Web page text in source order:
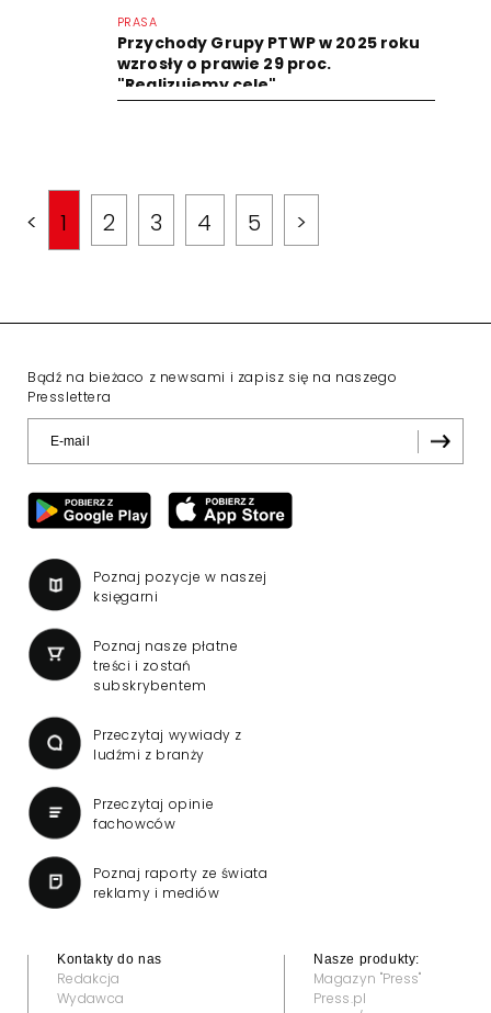
PRASA
Przychody Grupy PTWP w 2025 roku
wzrosły o prawie 29 proc.
"Realizujemy cele"
< 1 2 3 4 5 >
Bądź na bieżaco z newsami i zapisz się na naszego
Presslettera
Poznaj pozycje w naszej
księgarni
Poznaj nasze płatne
treści i zostań
subskrybentem
Przeczytaj wywiady z
ludźmi z branży
Przeczytaj opinie
fachowców
Poznaj raporty ze świata
reklamy i mediów
Kontakty do nas
Redakcja
Wydawca
Nasze produkty:
Magazyn "Press"
Press.pl